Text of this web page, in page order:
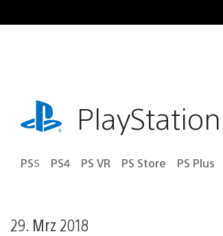
Inhalt
playstation.comPlayStation
PS5 PS4 PS VR PS Store PS Plus
29. Mrz 2018